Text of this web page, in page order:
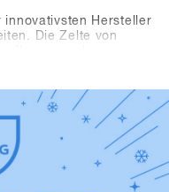
innovativsten Hersteller
Die Zelte von
präsentieren sich im
dir unsere neuen
out Ecotent